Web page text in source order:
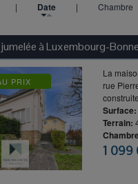
| Date | Chambre
àLuxembourg-
PRIX
La
rue
Surface:
Terrain:
1 099